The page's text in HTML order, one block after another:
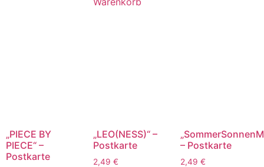
„PIECE BY
PIECE“ –
Postkarte
„LEO(NESS)“ –
Postkarte
2,49 €
– Postkarte
2,49 €